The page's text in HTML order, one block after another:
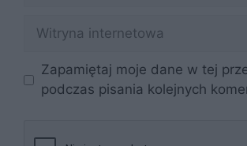
internetowa
Zapamiętaj moje dane w tej
podczas pisania kolejnych